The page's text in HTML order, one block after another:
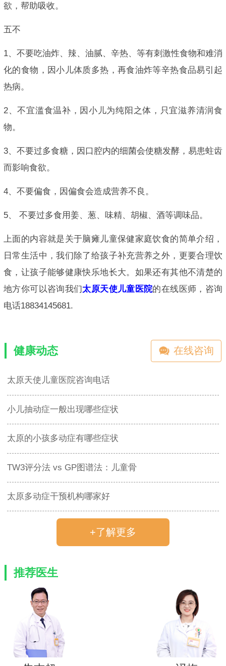
欲，帮助吸收。
五不
1、不要吃油炸、辣、油腻、辛热、等有刺激性食物和难消
化的食物，因小儿体质多热，再食油炸等辛热食品易引起
热病。
2、不宜滥食温补，因小儿为纯阳之体，只宜滋养清润食
物。
3、不要过多食糖，因口腔内的细菌会使糖发酵，易患蛀齿
而影响食欲。
4、不要偏食，因偏食会造成营养不良。
5、 不要过多食用姜、葱、味精、胡椒、酒等调味品。
上面的内容就是关于脑瘫儿童保健家庭饮食的简单介绍，
日常生活中，我们除了给孩子补充营养之外，更要合理饮
食，让孩子能够健康快乐地长大。如果还有其他不清楚的
地方你可以咨询我们太原天使儿童医院的在线医师，咨询
电话18834145681.
健康动态 在线咨询
太原天使儿童医院咨询电话
小儿抽动症一般出现哪些症状
太原的小孩多动症有哪些症状
TW3评分法 vs GP图谱法：儿童骨
太原多动症干预机构哪家好
+了解更多
推荐医生